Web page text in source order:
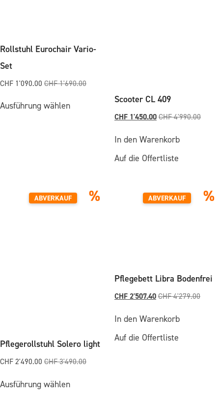
Rollstuhl Eurochair Vario-
Set
CHF 1'090.00 CHF1'690.00
Ausführung wählenProdukt
der
Produktseite
Scooter CL 409
CHF1'450.00 CHF4'990.00
In den Warenkorb
Auf die Offertliste
ABVERKAUF %
Pflegerollstuhl Solero light
CHF 2'490.00 CHF3'490.00
Ausführung wählenProdukt
ABVERKAUF %
Pflegebett Libra Bodenfrei
CHF2'507.40 CHF4'279.00
In den Warenkorb
Auf die Offertliste